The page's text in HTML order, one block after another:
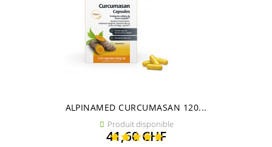
ALPINAMED CURCUMASAN 120...
 Produit disponible
Prix
41,60 CHF